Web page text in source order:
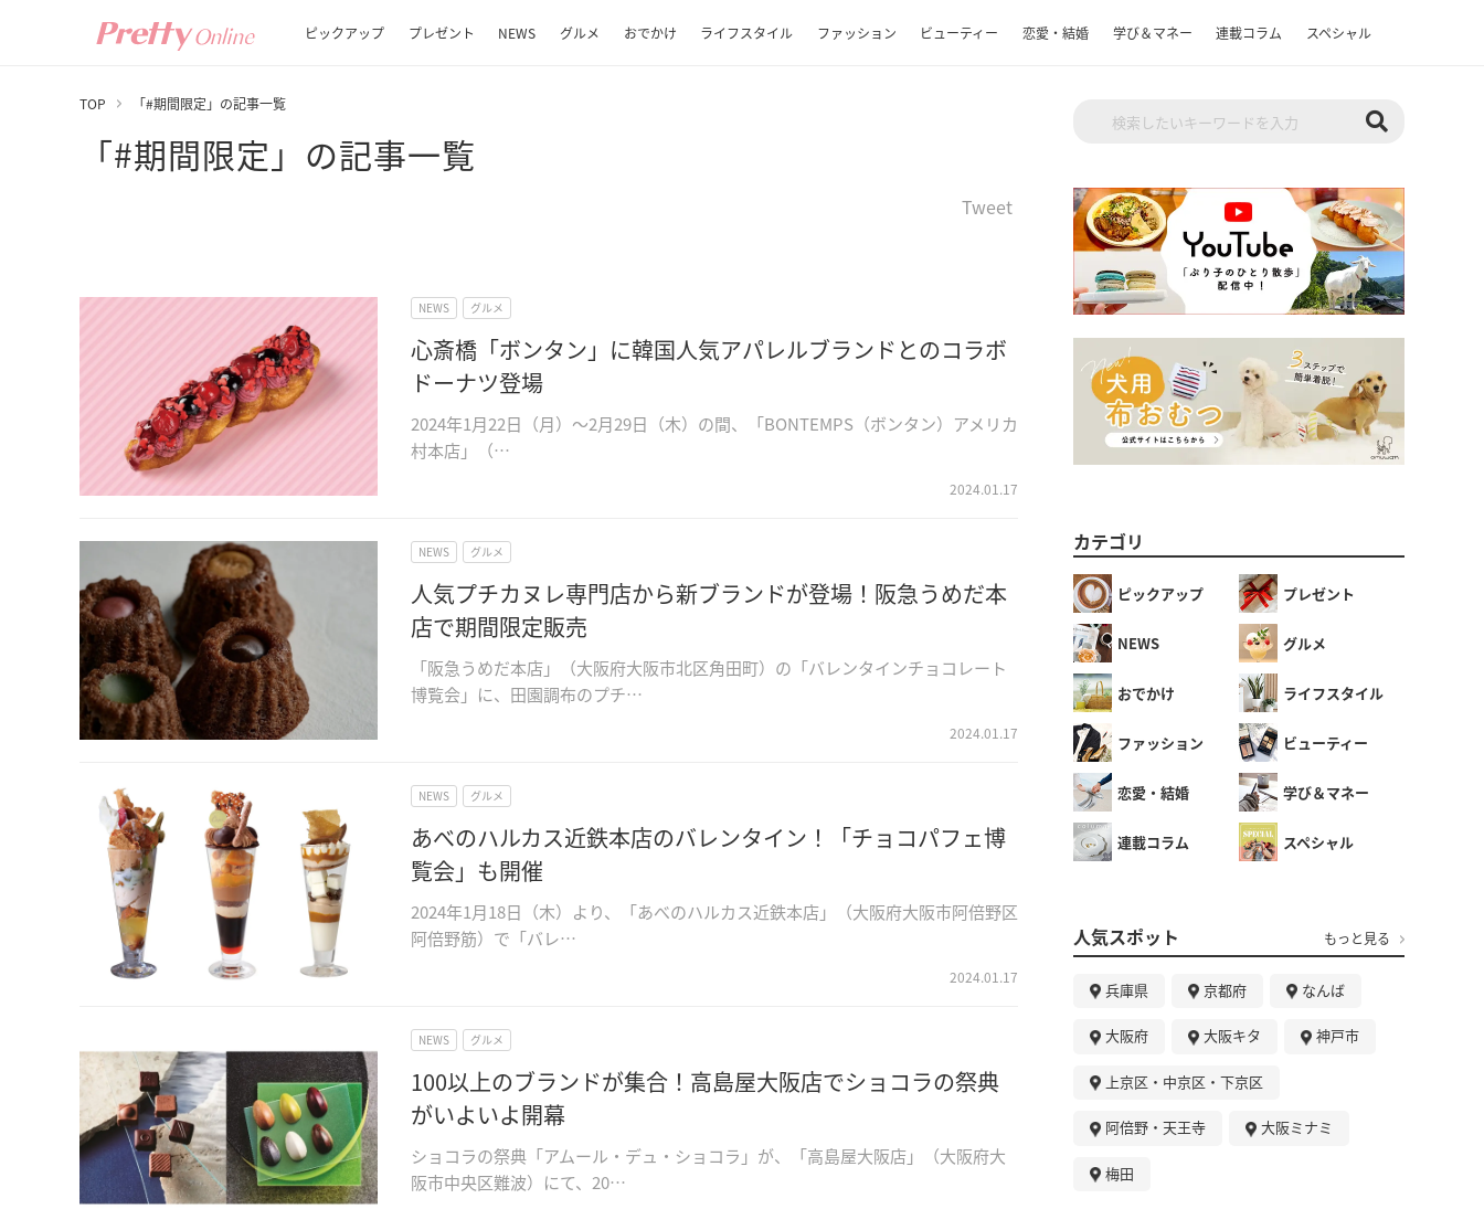
ピックアップ プレゼント NEWS グルメ おでかけ ライフスタイル ファッション ビューティー 恋愛・結婚 学び＆マネー 連載コラム スペシャル
TOP 「#期間限定」の記事一覧
「#期間限定」の記事一覧
Tweet
NEWS グルメ
心斎橋「ボンタン」に韓国人気アパレルブランドとのコラボ
ドーナツ登場
2024年1月22日（月）～2月29日（木）の間、「BONTEMPS（ボンタン）アメリカ
村本店」（…
2024.01.17
NEWS グルメ
人気プチカヌレ専門店から新ブランドが登場！阪急うめだ本
店で期間限定販売
「阪急うめだ本店」（大阪府大阪市北区角田町）の「バレンタインチョコレート
博覧会」に、田園調布のプチ…
2024.01.17
NEWS グルメ
あべのハルカス近鉄本店のバレンタイン！「チョコパフェ博
覧会」も開催
2024年1月18日（木）より、「あべのハルカス近鉄本店」（大阪府大阪市阿倍野区
阿倍野筋）で「バレ…
2024.01.17
NEWS グルメ
100以上のブランドが集合！高島屋大阪店でショコラの祭典
がいよいよ開幕
ショコラの祭典「アムール・デュ・ショコラ」が、「高島屋大阪店」（大阪府大
阪市中央区難波）にて、20…
カテゴリ
ピックアップ プレゼント
NEWS グルメ
おでかけ ライフスタイル
ファッション ビューティー
恋愛・結婚 学び＆マネー
連載コラム スペシャル
人気スポット もっと見る
兵庫県 京都府 なんば
大阪府 大阪キタ 神戸市
上京区・中京区・下京区
阿倍野・天王寺 大阪ミナミ
梅田